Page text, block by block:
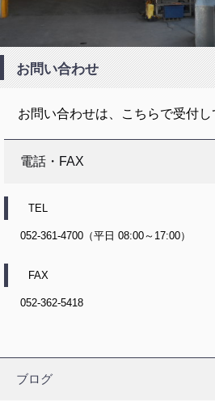
お問い合わせ
お問い合わせは、こちらで受付し
電話・FAX
TEL
052-361-4700（平日 08:00～17:00）
FAX
052-362-5418
ブログ